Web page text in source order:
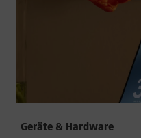
Geräte & Hardware